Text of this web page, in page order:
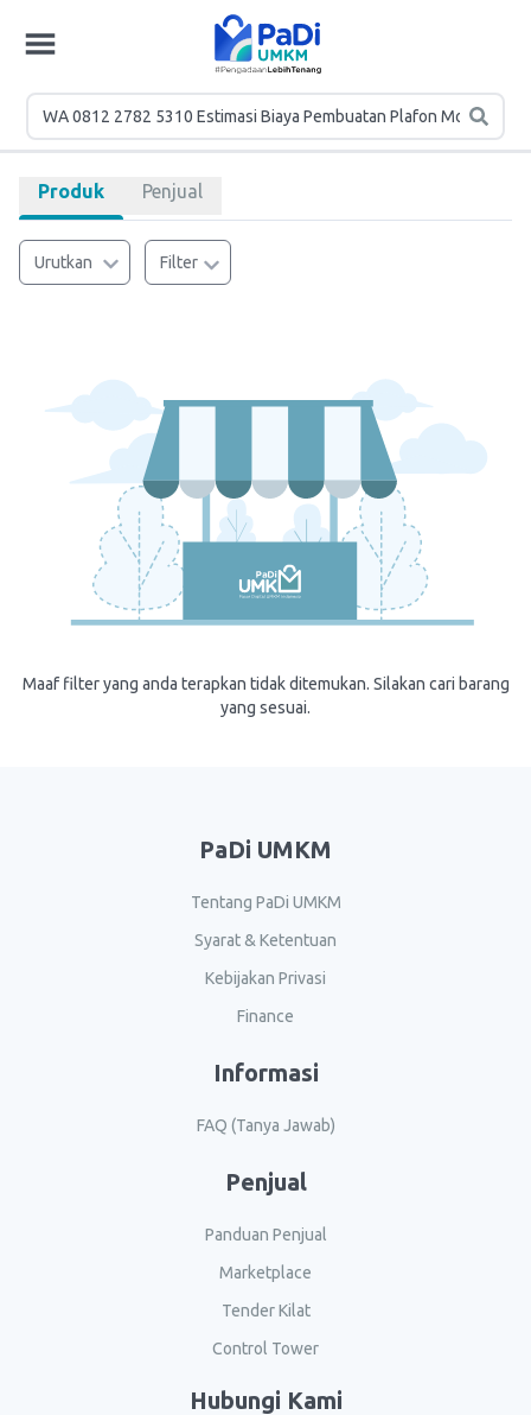
Produk Penjual
Urutkan Filter
Maaf filter yang anda terapkan tidak ditemukan. Silakan cari barang
yang sesuai.
PaDi UMKM
Tentang PaDi UMKM
Syarat & Ketentuan
Kebijakan Privasi
Finance
Informasi
FAQ (Tanya Jawab)
Penjual
Panduan Penjual
Marketplace
Tender Kilat
Control Tower
Hubungi Kami